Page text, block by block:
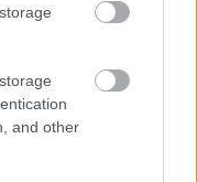
and other